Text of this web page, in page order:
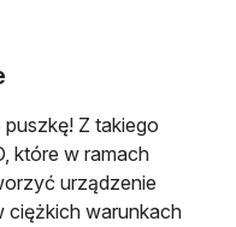
puszkę! Z takiego
które w ramach
urządzenie
ciężkich warunkach